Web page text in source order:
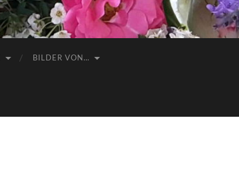
BILDER VON…